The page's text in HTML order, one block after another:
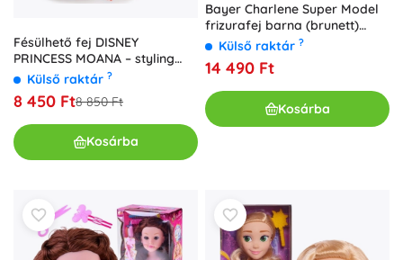
Fésülhető fej DISNEY
PRINCESS MOANA – styling
baba kiegészítőkkel
Külső raktár ?
8 450 Ft8 850 Ft
Kosárba
Bayer Charlene Super Model
frizurafej barna (brunett)
kiegészítőkkel
Külső raktár ?
14 490 Ft
Kosárba